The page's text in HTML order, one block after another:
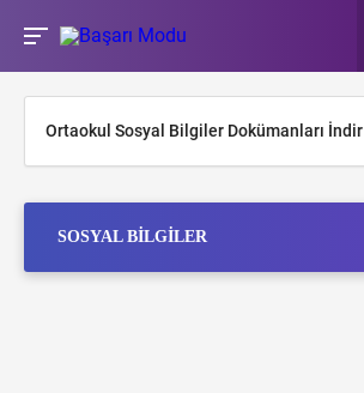
Ortaokul Sosyal Bilgiler Dokümanları İndir
SOSYAL BILGILER